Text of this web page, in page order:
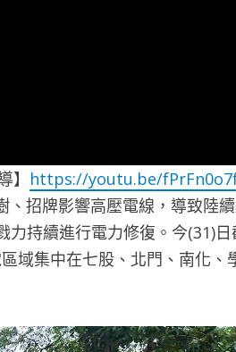
】 https://youtu.be/
招牌影響高壓電線，導致陸
持續進行電力修復。今(31)
域集中在七股、北門、南化、